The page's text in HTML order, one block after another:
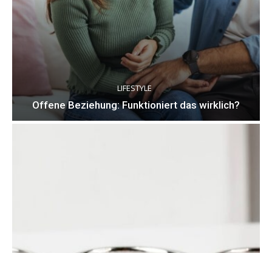
LIFESTYLE
Offene Beziehung: Funktioniert das wirklich?